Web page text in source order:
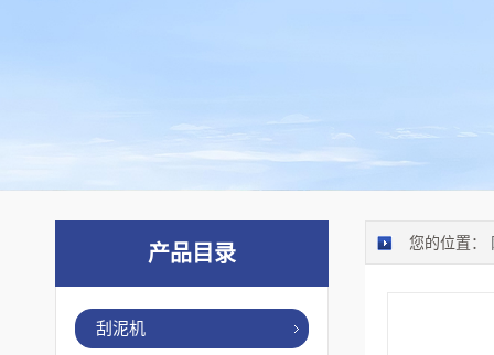
您的位置：
产品目录
刮泥机